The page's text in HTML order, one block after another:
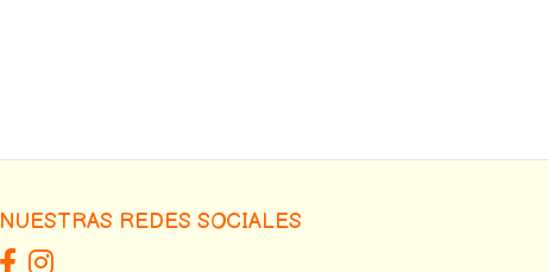
NUESTRAS REDES SOCIALES